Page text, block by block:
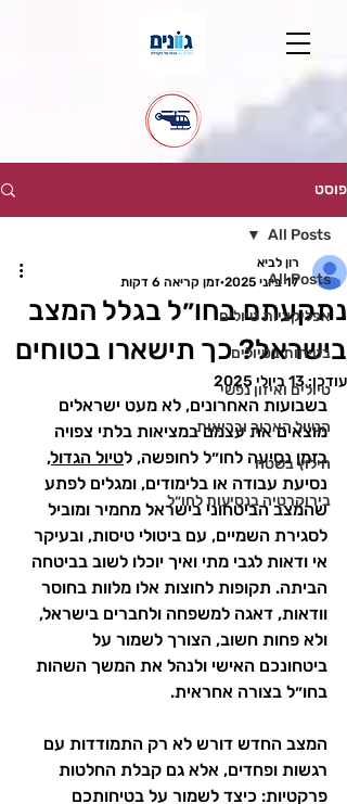
פוסט
All Posts
אפליקציות טיולים
בטיחות בטיולים
טיולים ואיזון נפשי
הטיול הארוך ובריאות
חילוץ בשטח
בירוקרטיה בנסיעות לחו״ל
All Posts
נתקעתם בחו״ל בגלל המצב
בישראל? כך תישארו בטוחים
רון לביא
17 ביוני 2025
זמן קריאה 6 דקות
עודכן:13 ביולי 2025
בשבועות האחרונים, לא מעט ישראלים
מוצאים את עצמם במציאות בלתי צפויה
בזמן נסיעה לחו״ל לחופשה, לטיול הגדול,
נסיעת עבודה או בלימודים, ומגלים לפתע
שהמצב הביטחוני בישראל מחמיר ומוביל
לסגירת השמיים, עם ביטולי טיסות, ובעיקר
אי ודאות לגבי מתי ואיך יוכלו לשוב בביטחה
הביתה. תקופות לחוצות אלו מלוות בחוסר
וודאות, דאגה למשפחה ולחברים בישראל,
ולא פחות חשוב, הצורך לשמור על
ביטחונכם האישי ולנהל את המשך השהות
בחו״ל בצורה אחראית.
המצב החדש דורש לא רק התמודדות עם
רגשות ופחדים, אלא גם קבלת החלטות
פרקטיות: כיצד לשמור על בטיחותכם